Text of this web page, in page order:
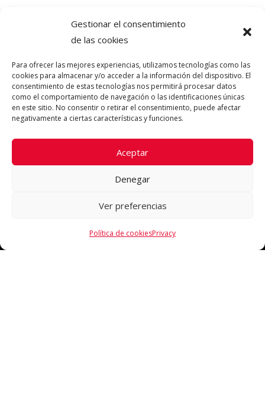
Gestionar el consentimiento
de las cookies
Para ofrecer las mejores experiencias, utilizamos tecnologías como las
cookies para almacenar y/o acceder a la información del dispositivo. El
consentimiento de estas tecnologías nos permitirá procesar datos
como el comportamiento de navegación o las identificaciones únicas
en este sitio. No consentir o retirar el consentimiento, puede afectar
negativamente a ciertas características y funciones.
Aceptar
Denegar
Ver preferencias
Política de cookiesPrivacy